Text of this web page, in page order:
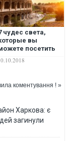
чудес света,
вы
посетить
выходя из дома
коментування ! »
Харкова: є
загинули